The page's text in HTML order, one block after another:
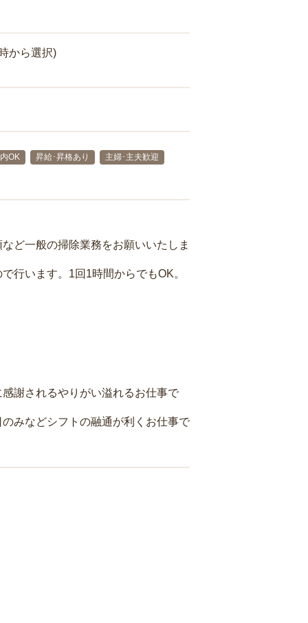
から選択)
OK 昇給･昇格あり
主婦･主夫歓迎
ど一般の掃除業務をお願いいたしま
行います。1回1時間からでもOK。
謝されるやりがい溢れるお仕事で
みなどシフトの融通が利くお仕事で